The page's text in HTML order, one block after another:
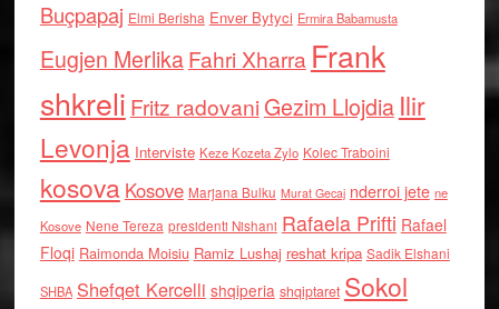
Buçpapaj Elmi Berisha Enver Bytyci Ermira Babamusta
Eugjen MerlikaFahri Xharra Frank
shkreli Fritz radovaniGezim Llojdia Ilir
Levonja Interviste Keze Kozeta Zylo Kolec Traboini
kosova Kosove Marjana Bulku Murat Gecaj nderroi jete ne
Kosove Nene Tereza presidenti Nishani Rafaela Prifti Rafael
Floqi Raimonda Moisiu Ramiz Lushaj reshat kripa Sadik Elshani
SHBA Shefqet Kercelli shqiperia shqiptaret Sokol